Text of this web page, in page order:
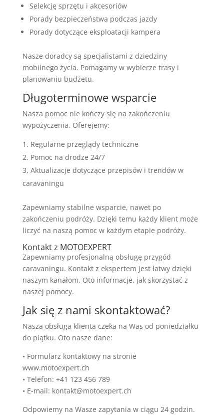
Selekcję sprzętu i akcesoriów
Porady bezpieczeństwa podczas jazdy
Porady dotyczące eksploatacji kampera
Nasze doradcy są specjalistami z dziedziny
mobilnego życia. Pomagamy w wybierze trasy i
planowaniu budżetu.
Długoterminowe wsparcie
Nasza pomoc nie kończy się na zakończeniu
wypożyczenia. Oferejemy:
Regularne przeglądy techniczne
Pomoc na drodze 24/7
Aktualizacje dotyczące przepisów i trendów w
caravaningu
Zapewniamy stabilne wsparcie, nawet po
zakończeniu podróży. Dzięki temu każdy klient może
liczyć na naszą pomoc w każdym etapie podróży.
Kontakt z MOTOEXPERT
Zapewniamy profesjonalną obsługę przygód
caravaningu. Kontakt z ekspertem jest łatwy dzięki
naszym kanałom. Oto informacje, jak skorzystać z
naszej pomocy.
Jak się z nami skontaktować?
Nasza obsługa klienta czeka na Was od poniedziałku
do piątku. Oto nasze dane:
• Formularz kontaktowy na stronie
www.motoexpert.ch
• Telefon: +41 123 456 789
• E-mail: kontakt@motoexpert.ch
Odpowiemy na Wasze zapytania w ciągu 24 godzin.